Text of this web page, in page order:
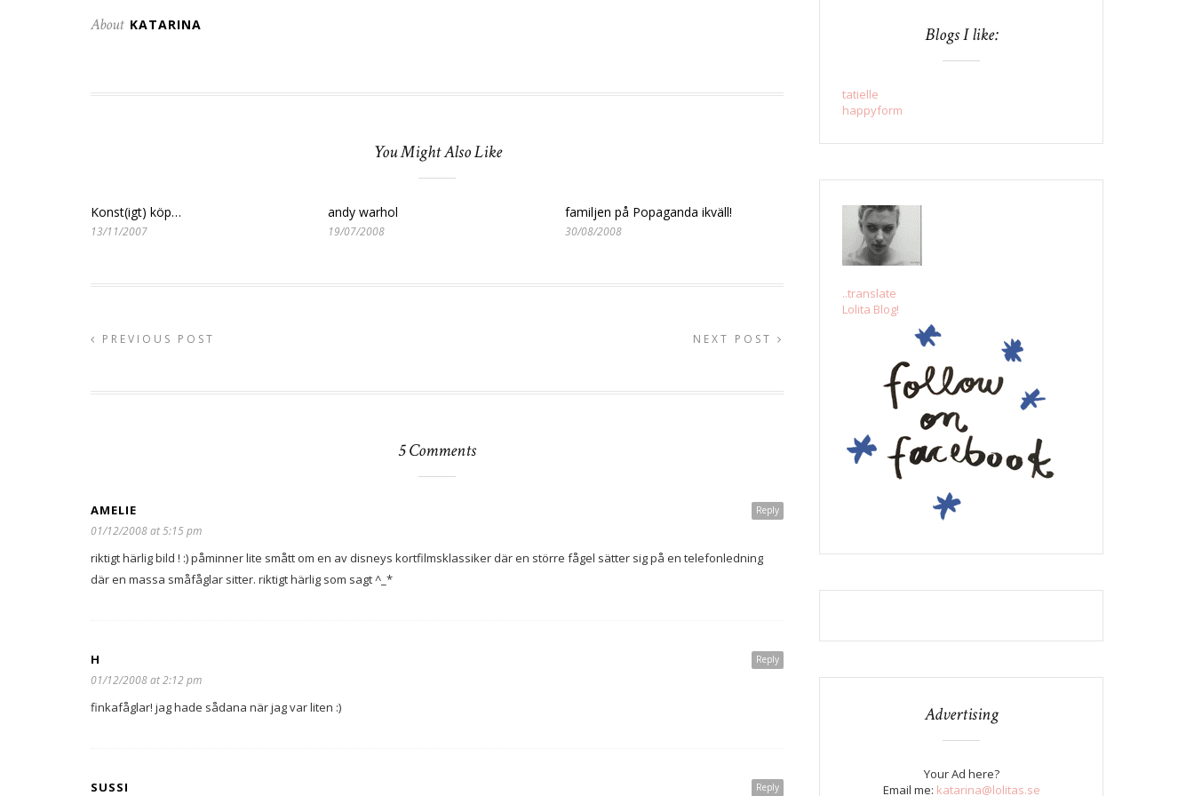
About KATARINA
You Might Also Like
Konst(igt) köp…
13/11/2007
andy warhol
19/07/2008
familjen på Popaganda ikväll!
30/08/2008
PREVIOUS POST NEXT POST
5 Comments
Reply
AMELIE
01/12/2008 at 5:15 pm
riktigt härlig bild ! :) påminner lite smått om en av disneys kortfilmsklassiker där en större fågel sätter sig på en telefonledning
där en massa småfåglar sitter. riktigt härlig som sagt ^_*
Reply
H
01/12/2008 at 2:12 pm
finkafåglar! jag hade sådana när jag var liten :)
Reply
SUSSI
Blogs I like:
tatielle
happyform
..translate
Lolita Blog!
Advertising
Your Ad here?
Email me: katarina@lolitas.se